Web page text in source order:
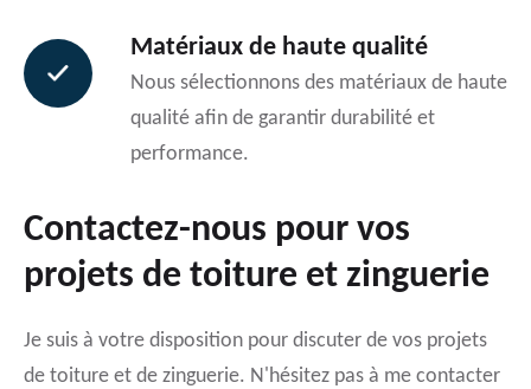
Matériaux de haute qualité
Nous sélectionnons des matériaux de haute
qualité afin de garantir durabilité et
performance.
Contactez-nous pour vos
projets de toiture et zinguerie
Je suis à votre disposition pour discuter de vos projets
de toiture et de zinguerie. N'hésitez pas à me contacter